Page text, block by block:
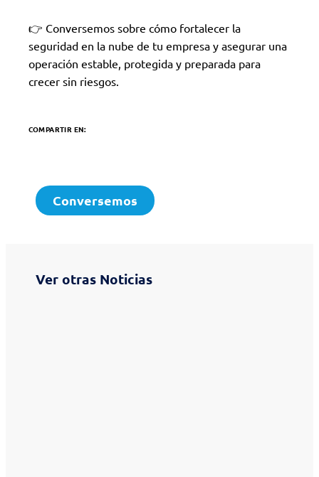
👉 Conversemos sobre cómo fortalecer la
seguridad en la nube de tu empresa y asegurar una
operación estable, protegida y preparada para
crecer sin riesgos.
COMPARTIR EN:
Conversemos
Ver otras Noticias